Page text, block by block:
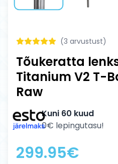
(3 arvustust)
Tõukeratta
Titanium V2 T-
Raw
Kuni 60 kuud
0€ lepingutasu!
299.95€